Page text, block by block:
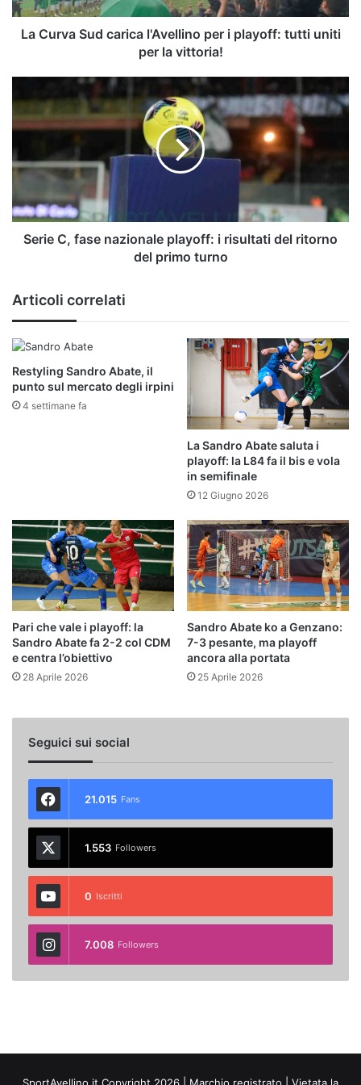
tutti
uniti
La Curva Sud carica l'Avellino per i playoff: tutti uniti
per la vittoria!
C,
fase
nazionale
playoff:
i
del
ritorno
delSerie C, fase nazionale playoff: i risultati del ritorno
del primo turno
Articoli correlati
Restyling Sandro Abate, il
punto sul mercato degli irpini
4 settimane fa
La Sandro Abate saluta i
playoff: la L84 fa il bis e vola
in semifinale
12 Giugno 2026
Pari che vale i playoff: la
Sandro Abate fa 2-2 col CDM
e centra l’obiettivo
28 Aprile 2026
Sandro Abate ko a Genzano:
7-3 pesante, ma playoff
ancora alla portata
25 Aprile 2026
Seguici sui social
21.015 Fans
1.553 Followers
0 Iscritti
7.008 Followers